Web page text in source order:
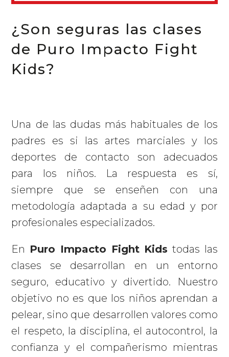
¿Son seguras las clases
de Puro Impacto Fight
Kids?
Una de las dudas más habituales de los
padres es si las artes marciales y los
deportes de contacto son adecuados
para los niños. La respuesta es sí,
siempre que se enseñen con una
metodología adaptada a su edad y por
profesionales especializados.
En Puro Impacto Fight Kids todas las
clases se desarrollan en un entorno
seguro, educativo y divertido. Nuestro
objetivo no es que los niños aprendan a
pelear, sino que desarrollen valores como
el respeto, la disciplina, el autocontrol, la
confianza y el compañerismo mientras